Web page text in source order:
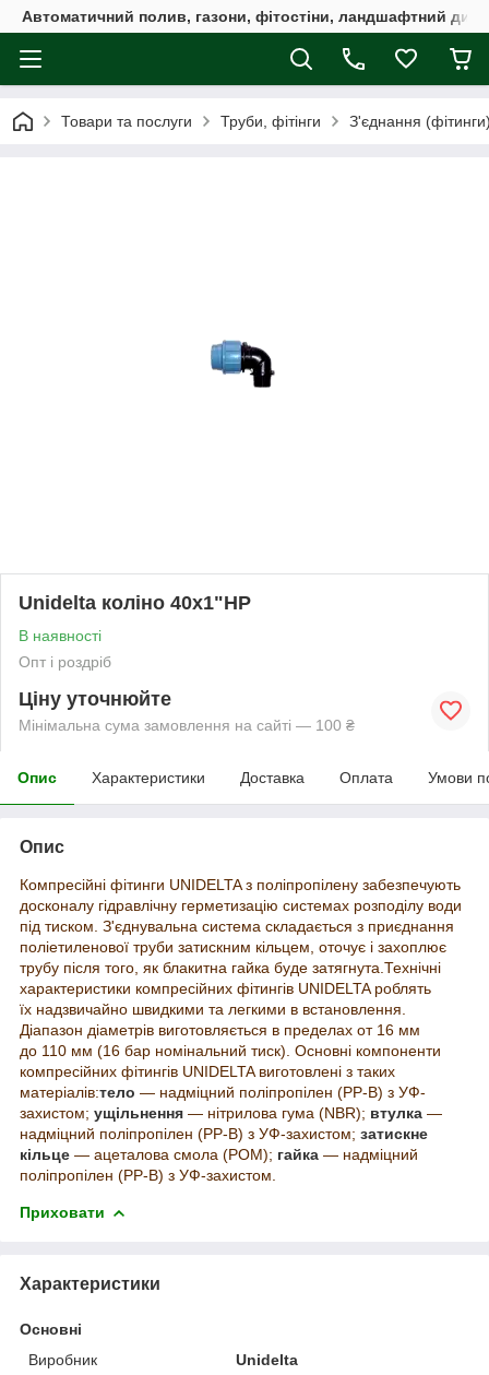
Автоматичний полив, газони, фітостіни, ландшафтний
Товари та послуги Труби, фітінги З'єднання
Unidelta коліно 40х1"НР
В наявності
Опт і роздріб
Ціну уточнюйте
Мінімальна сума замовлення на сайті — 100 ₴
Опис Характеристики Доставка Оплата Умови
Опис
Компресійні фітинги UNIDELTA з поліпропілену забезпечують
досконалу гідравлічну герметизацію системах розподілу води
під тиском. З'єднувальна система складається з приєднання
поліетиленової труби затискним кільцем, оточує і захоплює
трубу після того, як блакитна гайка буде затягнута.Технічні
характеристики компресійних фітингів UNIDELTA роблять
їх надзвичайно швидкими та легкими в встановлення.
Діапазон діаметрів виготовляється в пределах от 16 мм
до 110 мм (16 бар номінальний тиск). Основні компоненти
компресійних фітингів UNIDELTA виготовлені з таких
матеріалів:тело — надміцний поліпропілен (PP-B) з УФ-
захистом; ущільнення — нітрилова гума (NBR); втулка —
надміцний поліпропілен (PP-B) з УФ-захистом; затискне
кільце — ацеталова смола (POM); гайка — надміцний
поліпропілен (PP-B) з УФ-захистом.
Приховати
Характеристики
Основні
Виробник
Unidelta